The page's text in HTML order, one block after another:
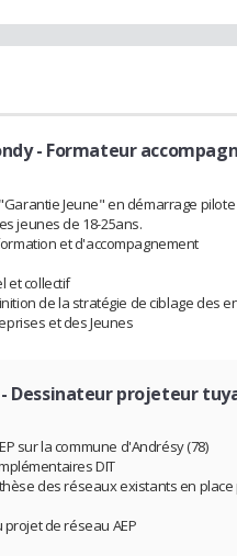
- Formateur
Jeune" en démarrage
jeunes de 18-25ans.
et d'accompagnement
et collectif
de la stratégie de ciblage des
et des Jeunes
- Dessinateur projeteur
sur la commune d'Andrésy (78)
DIT
des réseaux existants en
de réseau AEP